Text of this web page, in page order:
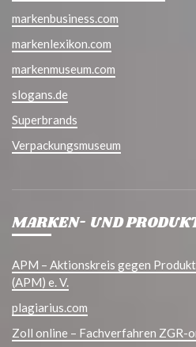
markenbusiness.com
markenlexikon.com
markenmuseum.com
slogans.de
Superbrands
Verpackungsmuseum
MARKEN- UND
APM – Aktionskreis gegen
(APM) e. V.
plagiarius.com
Zoll online – Fachverfahren ZGR-